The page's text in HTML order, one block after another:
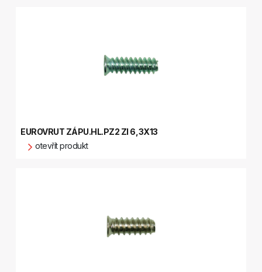
EUROVRUT ZÁPU.HL.PZ2 ZI 6,3X13
otevřít produkt